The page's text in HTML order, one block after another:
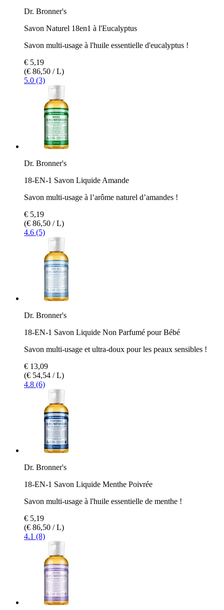
Dr. Bronner's
Savon Naturel 18en1 à l'Eucalyptus
Savon multi-usage à l'huile essentielle d'eucalyptus !
€ 5,19
(€ 86,50 / L)
5.0 (3)
Dr. Bronner's
18-EN-1 Savon Liquide Amande
Savon multi-usage à l’arôme naturel d’amandes !
€ 5,19
(€ 86,50 / L)
4.6 (5)
Dr. Bronner's
18-EN-1 Savon Liquide Non Parfumé pour Bébé
Savon multi-usage et ultra-doux pour les peaux sensibles !
€ 13,09
(€ 54,54 / L)
4.8 (6)
Dr. Bronner's
18-EN-1 Savon Liquide Menthe Poivrée
Savon multi-usage à l'huile essentielle de menthe !
€ 5,19
(€ 86,50 / L)
4.1 (8)